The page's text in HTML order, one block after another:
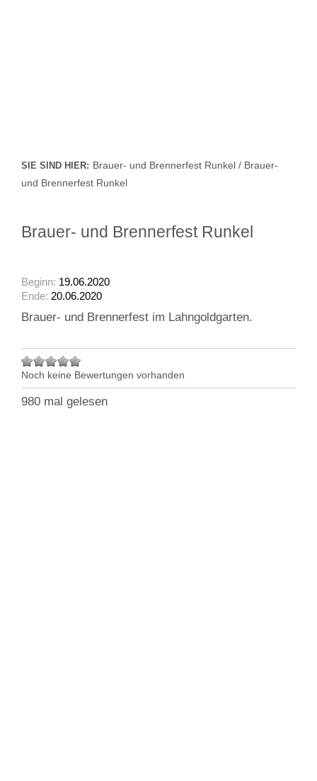
SIE SIND HIER: Brauer- und Brennerfest Runkel / Brauer-
und Brennerfest Runkel
Brauer- und Brennerfest Runkel
Beginn: 19.06.2020
Ende: 20.06.2020
Brauer- und Brennerfest im Lahngoldgarten.
Noch keine Bewertungen vorhanden
980 mal gelesen